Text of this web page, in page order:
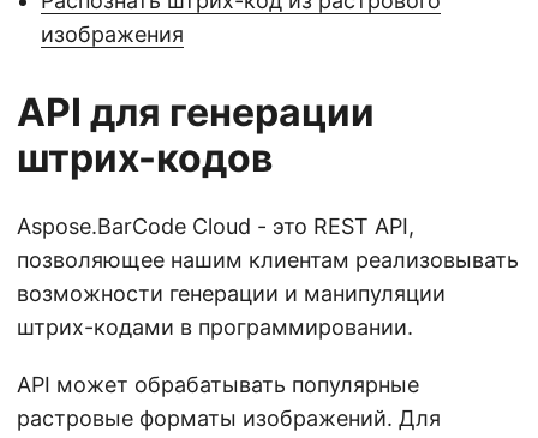
изображения
API для генерации
штрих-кодов
Aspose.BarCode Cloud - это REST API,
позволяющее нашим клиентам реализовывать
возможности генерации и манипуляции
штрих-кодами в программировании.
API может обрабатывать популярные
растровые форматы изображений. Для